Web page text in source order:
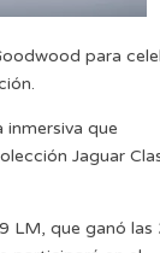
para
que
Jaguar
LM, que ganó las